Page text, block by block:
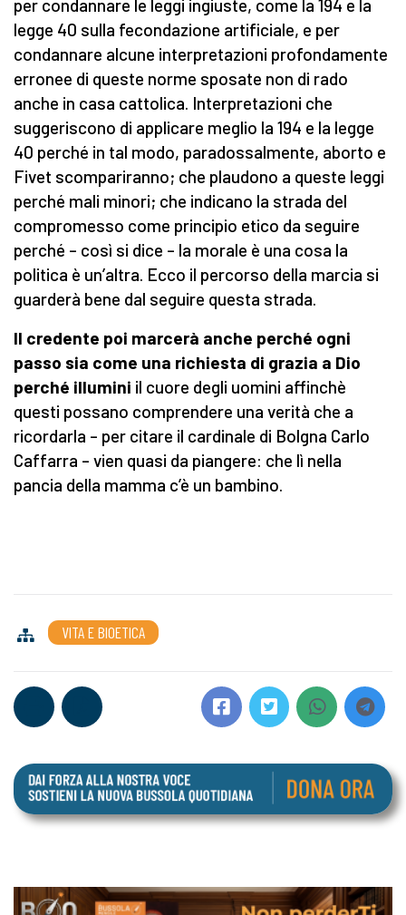
per condannare le leggi ingiuste, come la 194 e la
legge 40 sulla fecondazione artificiale, e per
condannare alcune interpretazioni profondamente
erronee di queste norme sposate non di rado
anche in casa cattolica. Interpretazioni che
suggeriscono di applicare meglio la 194 e la legge
40 perché in tal modo, paradossalmente, aborto e
Fivet scompariranno; che plaudono a queste leggi
perché mali minori; che indicano la strada del
compromesso come principio etico da seguire
perché – così si dice – la morale è una cosa la
politica è un’altra. Ecco il percorso della marcia si
guarderà bene dal seguire questa strada.
Il credente poi marcerà anche perché ogni
passo sia come una richiesta di grazia a Dio
perché illumini il cuore degli uomini affinchè
questi possano comprendere una verità che a
ricordarla – per citare il cardinale di Bolgna Carlo
Caffarra – vien quasi da piangere: che lì nella
pancia della mamma c’è un bambino.
VITA E BIOETICA